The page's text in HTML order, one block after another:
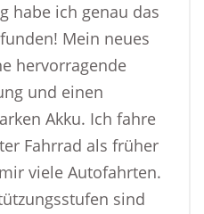
habe ich genau das
Mein neues
hervorragende
und einen
Akku. Ich fahre
Fahrrad als früher
viele Autofahrten.
sind